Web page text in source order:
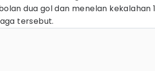
dua gol dan menelan kekalahan
tersebut.